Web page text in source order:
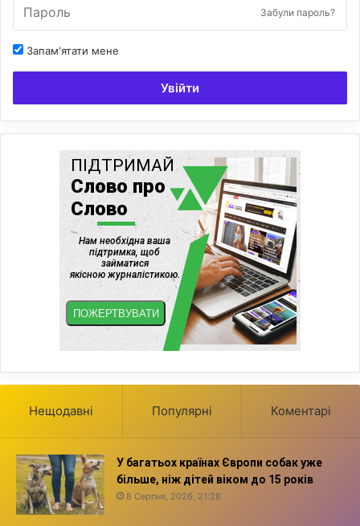
Забули пароль?
Запам'ятати мене
Увійти
Нещодавні Популярні Коментарі
У багатьох країнах Європи собак уже
більше, ніж дітей віком до 15 років
8 Серпня, 2026, 21:28